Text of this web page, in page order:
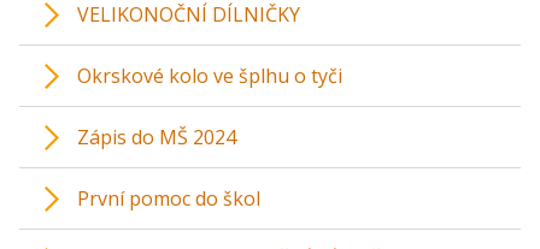
VELIKONOČNÍ DÍLNIČKY
Okrskové kolo ve šplhu o tyči
Zápis do MŠ 2024
První pomoc do škol